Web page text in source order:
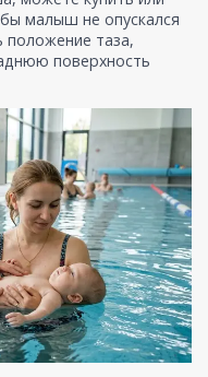
малыш не опускался
положение таза,
поверхность